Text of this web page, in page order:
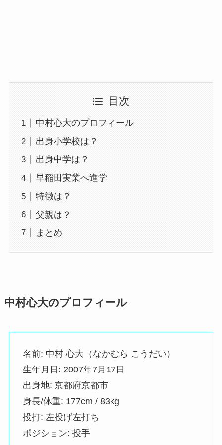
目次
中村心大のプロフィール
出身小学校は？
出身中学は？
早稲田実業へ進学
特徴は？
父親は？
まとめ
中村心大のプロフィール
名前: 中村 心大（なかむら こうだい）
生年月日: 2007年7月17日
出身地: 京都府京都市
身長/体重: 177cm / 83kg
投打: 左投げ左打ち
ポジション: 投手